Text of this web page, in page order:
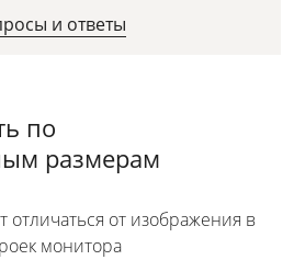
и ответы
по
размерам
от изображения в
монитора